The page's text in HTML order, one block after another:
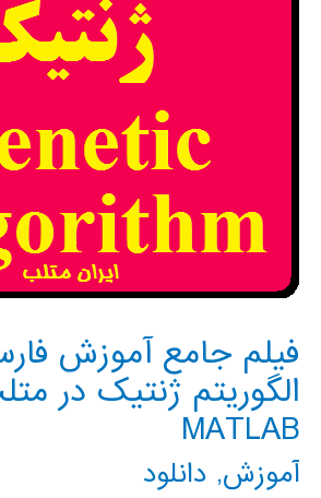
فیلم جامع آموزش
الگوریتم ژنتیک در
MATLAB
آموزش, دانلود